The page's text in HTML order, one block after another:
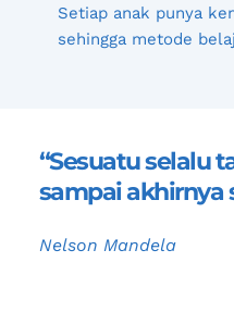
Setiap anak punya
sehingga metode
“Sesuatu selalu
sampai akhirnya
Nelson Mandela